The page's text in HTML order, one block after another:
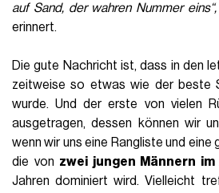
auf Sand, der wahren Nummer eins“,
erinnert.
Die gute Nachricht ist, dass in den
zeitweise so etwas wie der beste
wurde. Und der erste von vielen
ausgetragen, dessen können wir
wenn wir uns eine Rangliste und eine
die von zwei jungen Männern
Jahren dominiert wird. Vielleicht